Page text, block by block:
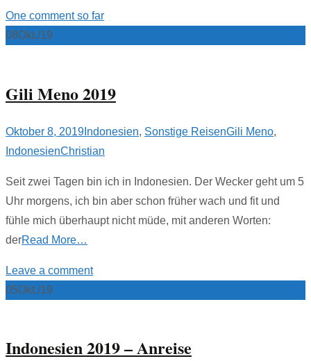
One comment so far
08Okt./19
Gili Meno 2019
Oktober 8, 2019 Indonesien, Sonstige ReisenGili Meno,
IndonesienChristian
Seit zwei Tagen bin ich in Indonesien. Der Wecker geht um 5
Uhr morgens, ich bin aber schon früher wach und fit und
fühle mich überhaupt nicht müde, mit anderen Worten:
derRead More…
Leave a comment
05Okt./19
Indonesien 2019 – Anreise